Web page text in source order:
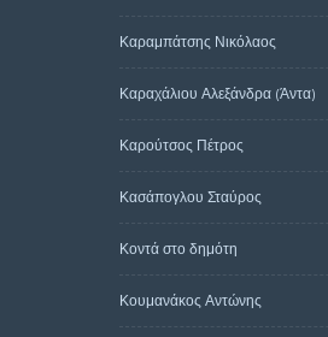
Καραμπάτσης Νικόλαος
Καραχάλιου Αλεξάνδρα (Άντα)
Καρούτσος Πέτρος
Κασάπογλου Σταύρος
Κοντά στο δημότη
Κουμανάκος Αντώνης